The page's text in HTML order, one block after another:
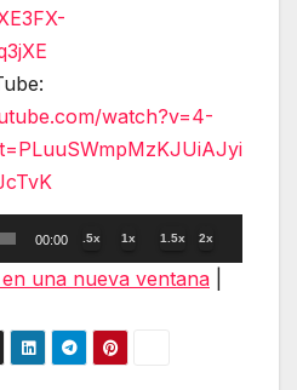
watch?v=4-
00:00 .5x 1x 1.5x 2x
una nueva ventana